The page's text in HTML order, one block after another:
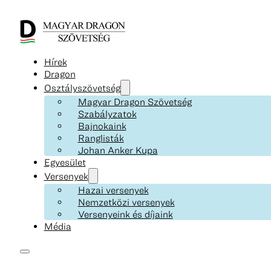
Hírek
Dragon
Osztályszövetség
Magyar Dragon Szövetség
Szabályzatok
Bajnokaink
Ranglisták
Johan Anker Kupa
Egyesület
Versenyek
Hazai versenyek
Nemzetközi versenyek
Versenyeink és díjaink
Média